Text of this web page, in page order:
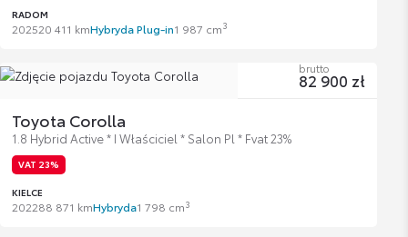
RADOM
202520 411 kmHybryda Plug-in1 987 cm3
Toyota Corolla
1.8 Hybrid Active * I Właściciel * Salon Pl * Fvat 23%
VAT 23%
KIELCE
202288 871 kmHybryda1 798 cm3
brutto
82 900 zł